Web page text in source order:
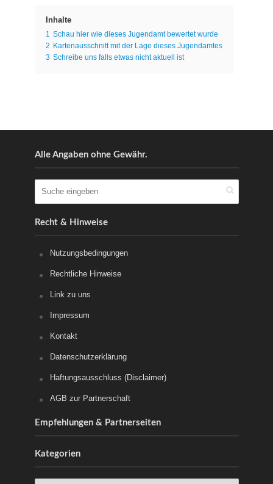
Inhalte
1 Schau hier wie dieses Jugendamt bewertet wurde
2 Kartenausschnitt mit der Lage dieses Jugendamtes
3 Schreibe uns falls etwas nicht aktuell ist
Alle Angaben ohne Gewähr.
Recht & Hinweise
Nutzungsbedingungen
Rechtliche Hinweise
Link zu uns
Impressum
Kontakt
Datenschutzerklärung
Haftungsausschluss (Disclaimer)
AGB zur Partnerschaft
Empfehlungen & Partnerseiten
Kategorien